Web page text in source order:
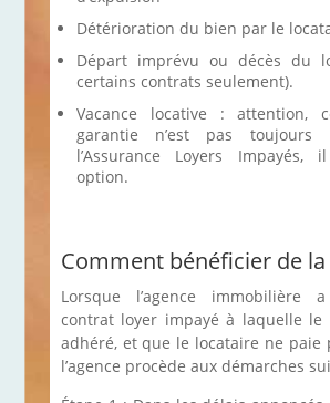
Détérioration du bien par le
Départ imprévu ou décès du
certains contrats seulement).
Vacance locative : attention,
garantie n’est pas toujours
l’Assurance Loyers Impayés,
option.
Comment bénéficier de la
Lorsque l’agence immobilière
contrat loyer impayé à laquelle le
adhéré, et que le locataire ne paie
l’agence procède aux démarches